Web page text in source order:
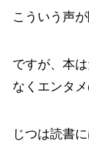
こういう声
ですが、本
なくエンタ
じつは読書